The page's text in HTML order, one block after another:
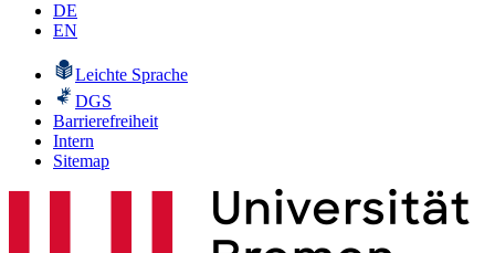
DE
EN
Leichte Sprache
DGS
Barrierefreiheit
Intern
Sitemap